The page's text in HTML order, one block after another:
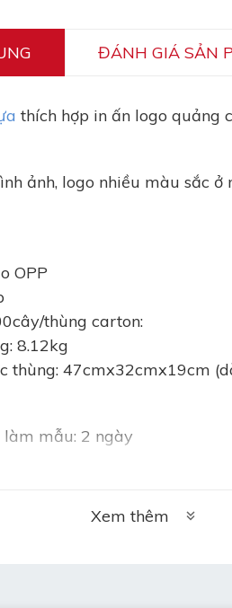
ĐÁNH GIÁ SẢN
thích hợp in ấn logo quảng
ảnh, logo nhiều màu sắc
OPP
thùng carton:
8.12kg
thùng: 47cmx32cmx19cm
làm mẫu: 2 ngày
3 tháng khi chưa sử dụng mà
Xem thêm